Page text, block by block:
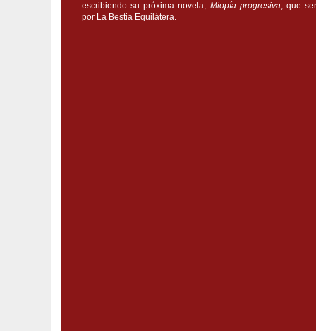
escribiendo su próxima novela, Miopía progresiva, que
por La Bestia Equilátera.